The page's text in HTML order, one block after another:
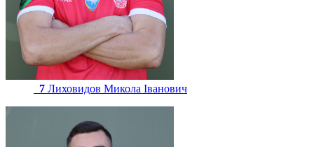
7 Лиховидов Микола Іванович